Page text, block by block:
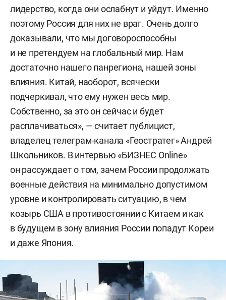
лидерство, когда они ослабнут и уйдут. Именно
поэтому Россия для них не враг. Очень долго
доказывали, что мы договороспособны
и не претендуем на глобальный мир. Нам
достаточно нашего панрегиона, нашей зоны
влияния. Китай, наоборот, всячески
подчеркивал, что ему нужен весь мир.
Собственно, за это он сейчас и будет
расплачиваться», — считает публицист,
владелец телеграм-канала «Геостратег» Андрей
Школьников. В интервью «БИЗНЕС Online»
он рассуждает о том, зачем России продолжать
военные действия на минимально допустимом
уровне и контролировать ситуацию, в чем
козырь США в противостоянии с Китаем и как
в будущем в зону влияния России попадут Кореи
и даже Япония.